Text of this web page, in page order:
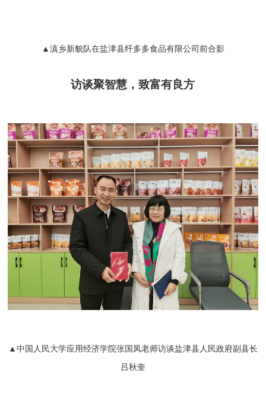
▲滇乡新貌队在盐津县纤多多食品有限公司前合影
访谈聚智慧，致富有良方
▲中国人民大学应用经济学院张国凤老师访谈盐津县人民政府副县长
吕秋奎